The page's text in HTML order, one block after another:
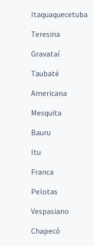
Itaquaquecetuba
Teresina
Gravataí
Taubaté
Americana
Mesquita
Bauru
Itu
Franca
Pelotas
Vespasiano
Chapecó